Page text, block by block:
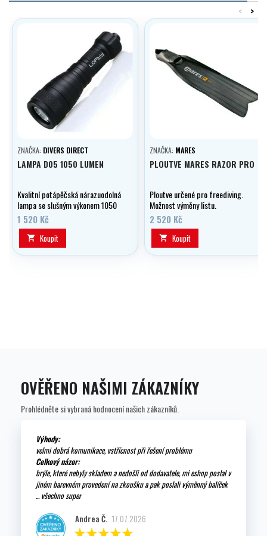
>
<
ZNAČKA: DIVERS DIRECT
LAMPA D05 1050 LUMEN
Kvalitní potápěčská nárazuodolná
lampa se slušným výkonem 1050
lumen, napájená článkem Li-on
18650.
1 520 Kč
 Koupit
ZNAČKA: MARES
PLOUTVE MARES RAZOR PRO
Ploutve určené pro freediving.
Možnost výměny listu.
2 520 Kč
 Koupit
OVĚŘENO NAŠIMI ZÁKAZNÍKY
Prohlédněte si vybraná hodnocení našich zákazníků.
Výhody:
velmi dobrá komunikace, vstřícnost při řešení problému
Celkový názor:
brýle, které nebyly skladem a nedošli od dodavatele, mi eshop poslal v
jiném barevném provedení na zkoušku a pak poslali výměnný balíček
... všechno super
Andrea Č. 17.07.2026